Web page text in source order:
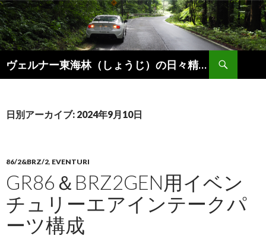
ヴェルナー東海林（しょうじ）の日々精進。
索
ン
キ
ッ
プ
日別アーカイブ: 2024年9月10日
86/2&BRZ/2, EVENTURI
GR86＆BRZ2GEN用イベン
チュリーエアインテークパ
ーツ構成